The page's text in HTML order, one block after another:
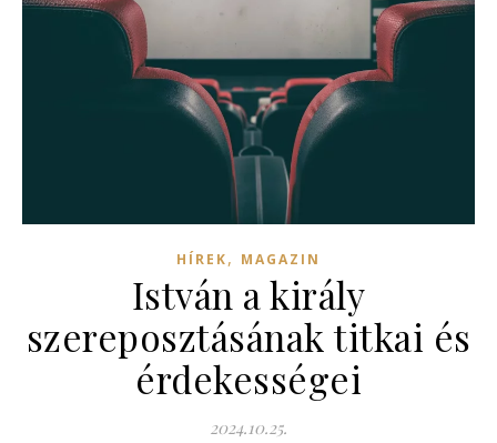
HÍREK, MAGAZIN
István a király
szereposztásának titkai és
érdekességei
2024.10.25.